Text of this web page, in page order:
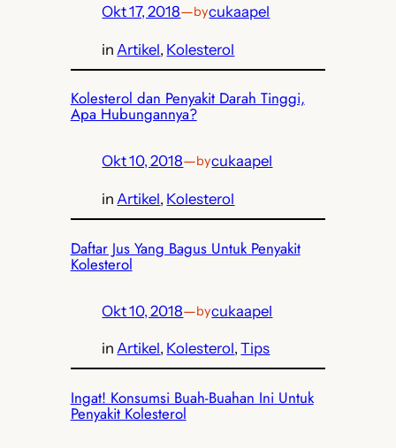
Okt 17, 2018—bycukaapel
in Artikel, Kolesterol
Kolesterol dan Penyakit Darah Tinggi,
Apa Hubungannya?
Okt 10, 2018—bycukaapel
inArtikel, Kolesterol
Daftar Jus Yang Bagus Untuk Penyakit
Kolesterol
Okt 10, 2018—bycukaapel
inArtikel, Kolesterol, Tips
Ingat! Konsumsi Buah-Buahan Ini Untuk
Penyakit Kolesterol